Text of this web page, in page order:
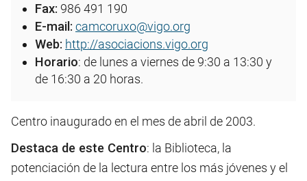
Fax: 986 491 190
E-mail: camcoruxo@vigo.org
Web: http://asociacions.vigo.org
Horario: de lunes a viernes de 9:30 a 13:30 y
de 16:30 a 20 horas.
Centro inaugurado en el mes de abril de 2003.
Destaca de este Centro: la Biblioteca, la
potenciación de la lectura entre los más jóvenes y el